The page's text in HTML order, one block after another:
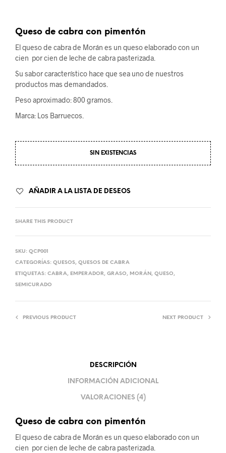
Queso de cabra con pimentón
El queso de cabra de Morán es un queso elaborado con un
cien por cien de leche de cabra pasterizada.
Su sabor característico hace que sea uno de nuestros
productos mas demandados.
Peso aproximado: 800 gramos.
Marca: Los Barruecos.
SIN EXISTENCIAS
AÑADIR A LA LISTA DE DESEOS
SHARE THIS PRODUCT
SKU: QCP001
CATEGORÍAS: QUESOS, QUESOS DE CABRA
ETIQUETAS: CABRA, EMPERADOR, GRASO, MORÁN, QUESO,
SEMICURADO
PREVIOUS PRODUCT NEXT PRODUCT
DESCRIPCIÓN
INFORMACIÓN ADICIONAL
VALORACIONES (4)
Queso de cabra con pimentón
El queso de cabra de Morán es un queso elaborado con un
cien por cien de leche de cabra pasterizada.